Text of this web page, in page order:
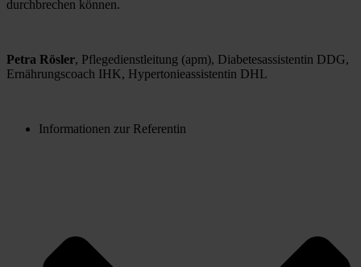
durchbrechen können.
Petra Rösler, Pflegedienstleitung (apm), Diabetesassistentin DDG,
Ernährungscoach IHK, Hypertonieassistentin DHL
Informationen zur Referentin